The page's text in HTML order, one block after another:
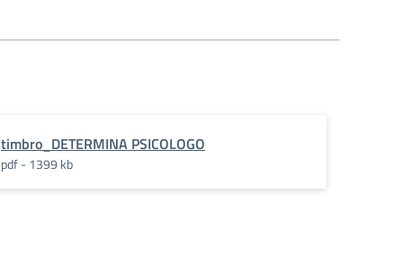
timbro_DETERMINA PSICOLOGO
pdf - 1399 kb